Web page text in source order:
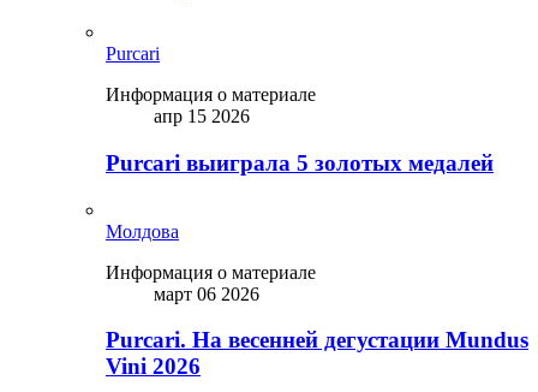
Purcari
Информация о материале
апр 15 2026
Purcari выиграла 5 золотых медалей
Молдова
Информация о материале
март 06 2026
Purcari. На весенней дегустации Mundus
Vini 2026